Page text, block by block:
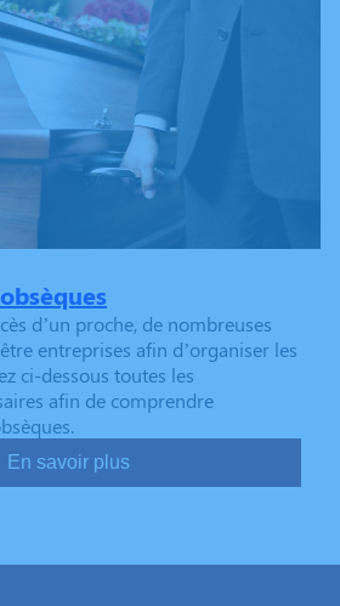
d’un proche, de nombreuses
entreprises afin d’organiser les
ci-dessous toutes les
afin de comprendre
En savoir plus